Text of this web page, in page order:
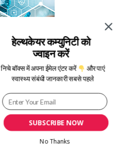
SUBSCRIBE NOW
हेल्थकेयर कम्युनिटी को
ज्वाइन करें
निचे बॉक्स में अपना ईमेल एंटर करें
और पाएं
स्वास्थ्य संबंधी जानकारी सबसे पहले
No Thanks